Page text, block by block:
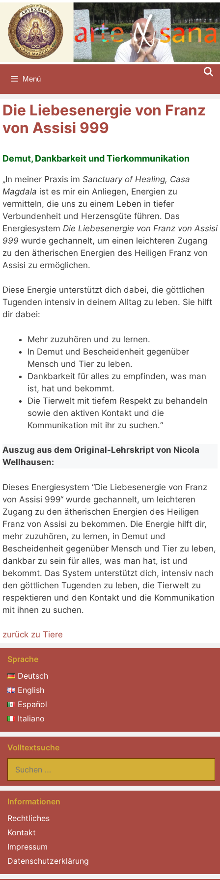
Zum
Inhalt
springen
Menü
Die Liebesenergie von Franz
von Assisi 999
Demut, Dankbarkeit und Tierkommunikation
​„In meiner Praxis im Sanctuary of Healing, Casa
Magdala ist es mir ein Anliegen, Energien zu
vermitteln, die uns zu einem Leben in tiefer
Verbundenheit und Herzensgüte führen. Das
Energiesystem Die Liebesenergie von Franz von Assisi
999 wurde gechannelt, um einen leichteren Zugang
zu den ätherischen Energien des Heiligen Franz von
Assisi zu ermöglichen.
​Diese Energie unterstützt dich dabei, die göttlichen
Tugenden intensiv in deinem Alltag zu leben. Sie hilft
dir dabei:
Mehr zuzuhören und zu lernen.
​In Demut und Bescheidenheit gegenüber
Mensch und Tier zu leben.
​Dankbarkeit für alles zu empfinden, was man
ist, hat und bekommt.
​Die Tierwelt mit tiefem Respekt zu behandeln
sowie den aktiven Kontakt und die
Kommunikation mit ihr zu suchen.“
​Auszug aus dem Original-Lehrskript von Nicola
Wellhausen:
Dieses Energiesystem “Die Liebesenergie von Franz
von Assisi 999“ wurde gechannelt, um leichteren
Zugang zu den ätherischen Energien des Heiligen
Franz von Assisi zu bekommen. Die Energie hilft dir,
mehr zuzuhören, zu lernen, in Demut und
Bescheidenheit gegenüber Mensch und Tier zu leben,
dankbar zu sein für alles, was man hat, ist und
bekommt. Das System unterstützt dich, intensiv nach
den göttlichen Tugenden zu leben, die Tierwelt zu
respektieren und den Kontakt und die Kommunikation
mit ihnen zu suchen.
zurück zu Tiere
Sprache
Deutsch
English
Español
Italiano
Volltextsuche
nach:
Informationen
Rechtliches
Kontakt
Impressum
Datenschutzerklärung